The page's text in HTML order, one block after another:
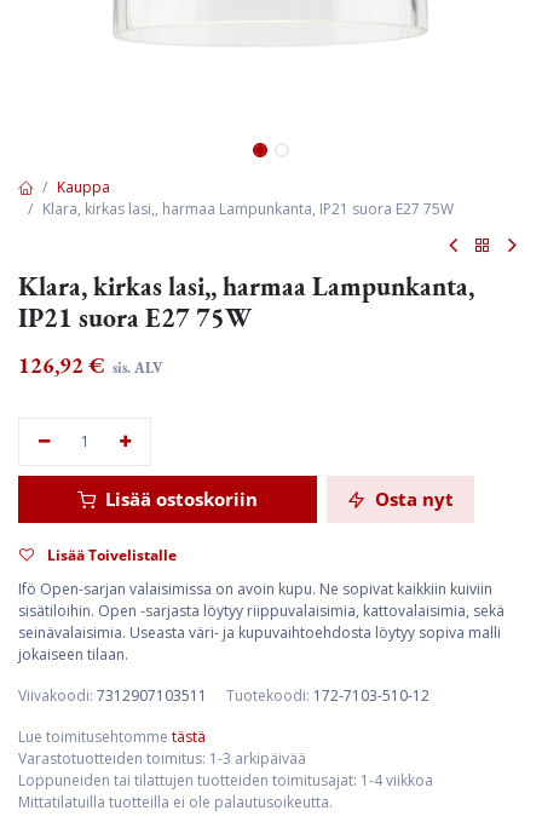
Kauppa
Klara, kirkas lasi,, harmaa Lampunkanta, IP21 suora E27 75W
Klara, kirkas lasi,, harmaa Lampunkanta,
IP21 suora E27 75W
126,92€ sis. ALV
Lisää ostoskoriin Osta nyt
Lisää Toivelistalle
Ifö Open-sarjan valaisimissa on avoin kupu. Ne sopivat kaikkiin kuiviin
sisätiloihin. Open -sarjasta löytyy riippuvalaisimia, kattovalaisimia, sekä
seinävalaisimia. Useasta väri- ja kupuvaihtoehdosta löytyy sopiva malli
jokaiseen tilaan.
Viivakoodi: 7312907103511 Tuotekoodi: 172-7103-510-12
Lue toimitusehtomme tästä
Varastotuotteiden toimitus: 1-3 arkipäivää
Loppuneiden tai tilattujen tuotteiden toimitusajat: 1-4 viikkoa
Mittatilatuilla tuotteilla ei ole palautusoikeutta.